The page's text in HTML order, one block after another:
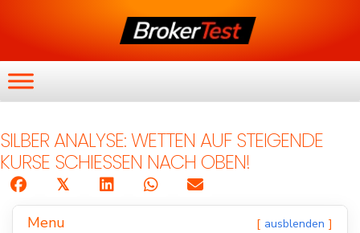
SILBER ANALYSE: WETTEN AUF STEIGENDE
KURSE SCHIESSEN NACH OBEN!
𝕏
Menu ausblenden